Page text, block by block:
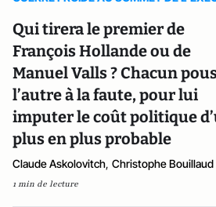
Qui tirera le premier de
François Hollande ou de
Manuel Valls ? Chacun
l’autre à la faute, pour lui
imputer le coût politique
plus en plus probable
Claude Askolovitch, Christophe Bouillaud
1 min de lecture